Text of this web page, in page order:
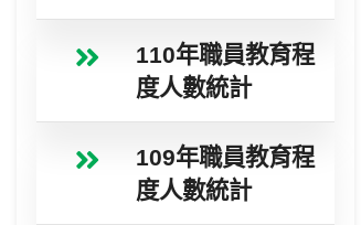
110年職員教育程
度人數統計
109年職員教育程
度人數統計